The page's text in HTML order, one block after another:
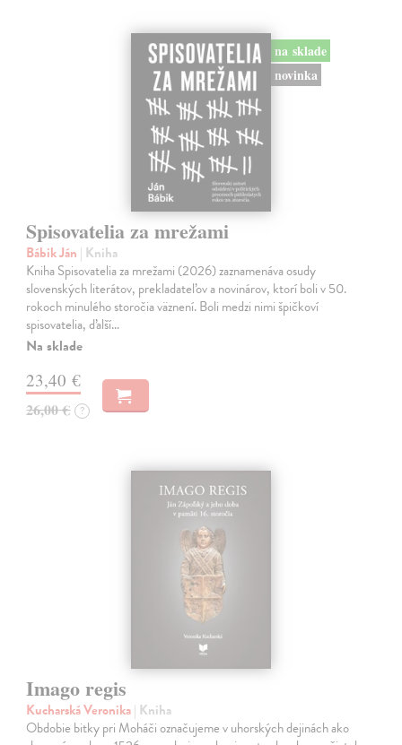
na sklade
novinka
Spisovatelia za mrežami
Bábik Ján | Kniha
Kniha Spisovatelia za mrežami (2026) zaznamenáva osudy
slovenských literátov, prekladateľov a novinárov, ktorí boli v 50.
rokoch minulého storočia väznení. Boli medzi nimi špičkoví
spisovatelia, ďalší…
Na sklade
23,40 €
26,00 € ?
Imago regis
Kucharská Veronika| Kniha
Obdobie bitky pri Moháči označujeme v uhorských dejinách ako